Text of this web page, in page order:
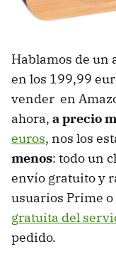
Hablamos de un
en los 199,99
vender en
ahora, a precio
euros, nos los
menos: todo un
envío gratuito y
usuarios Prime
gratuita del
pedido.